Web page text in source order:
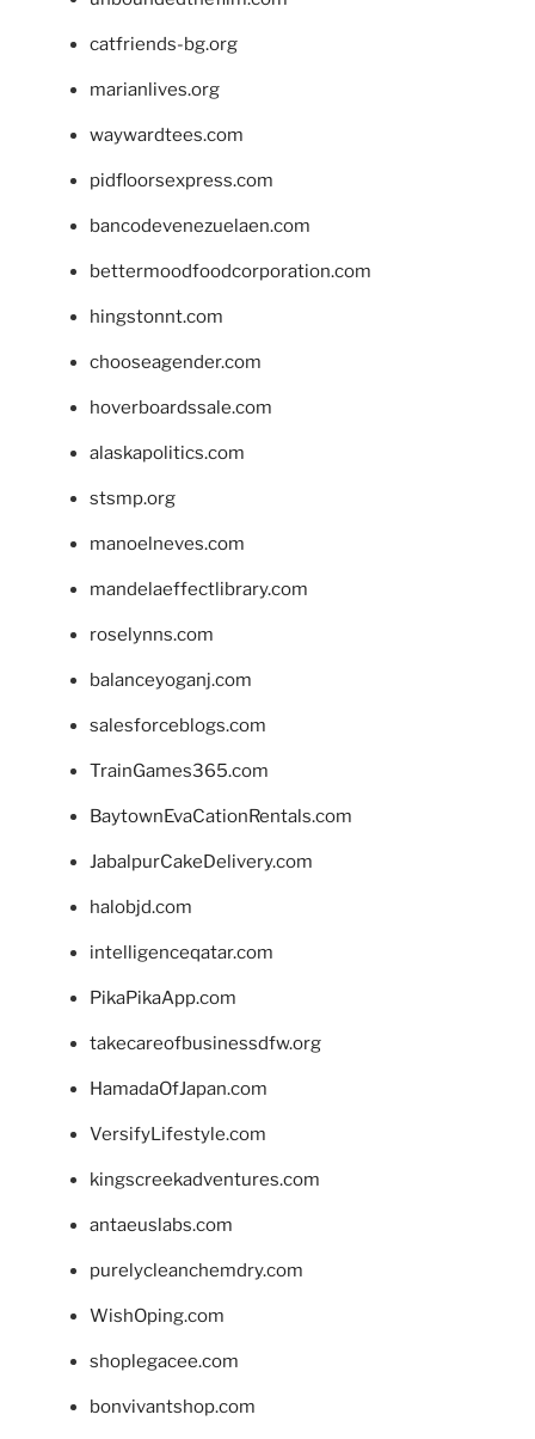
catfriends-bg.org
marianlives.org
waywardtees.com
pidfloorsexpress.com
bancodevenezuelaen.com
bettermoodfoodcorporation.com
hingstonnt.com
chooseagender.com
hoverboardssale.com
alaskapolitics.com
stsmp.org
manoelneves.com
mandelaeffectlibrary.com
roselynns.com
balanceyoganj.com
salesforceblogs.com
TrainGames365.com
BaytownEvaCationRentals.com
JabalpurCakeDelivery.com
halobjd.com
intelligenceqatar.com
PikaPikaApp.com
takecareofbusinessdfw.org
HamadaOfJapan.com
VersifyLifestyle.com
kingscreekadventures.com
antaeuslabs.com
purelycleanchemdry.com
WishOping.com
shoplegacee.com
bonvivantshop.com